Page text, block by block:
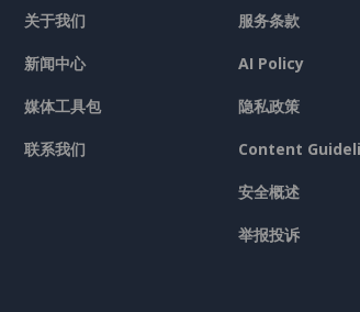
关于我们
新闻中心
媒体工具包
联系我们
服务条款
AI Policy
隐私政策
Content
安全概述
举报投诉